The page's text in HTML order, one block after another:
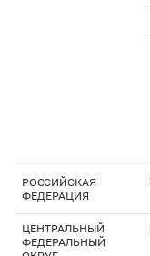
РОССИЙСКАЯ
ФЕДЕРАЦИЯ
ЦЕНТРАЛЬНЫЙ
ФЕДЕРАЛЬНЫЙ